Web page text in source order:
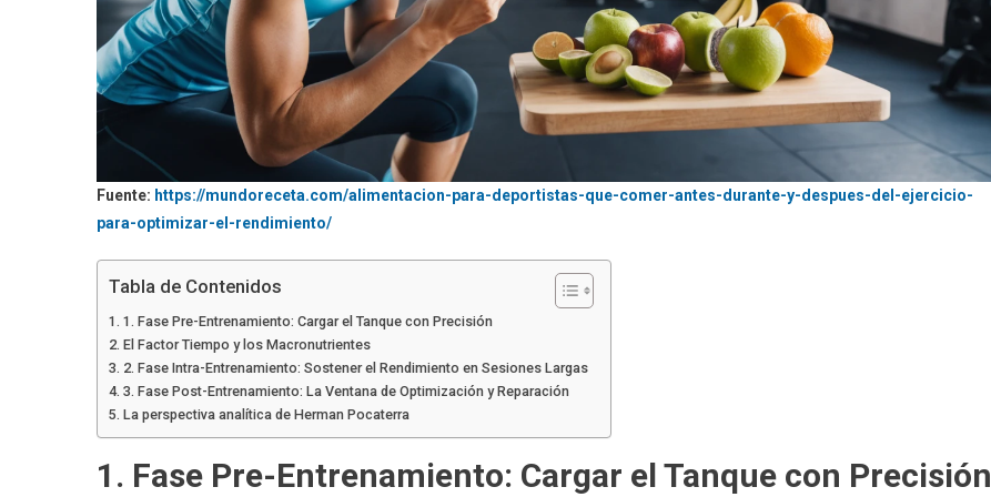
Fuente: https://mundoreceta.com/alimentacion-para-deportistas-que-comer-antes-durante-y-despues-del-ejercicio-
para-optimizar-el-rendimiento/
Tabla de Contenidos
1. Fase Pre-Entrenamiento: Cargar el Tanque con Precisión
El Factor Tiempo y los Macronutrientes
2. Fase Intra-Entrenamiento: Sostener el Rendimiento en Sesiones Largas
3. Fase Post-Entrenamiento: La Ventana de Optimización y Reparación
La perspectiva analítica de Herman Pocaterra
1. Fase Pre-Entrenamiento: Cargar el Tanque con Precisión